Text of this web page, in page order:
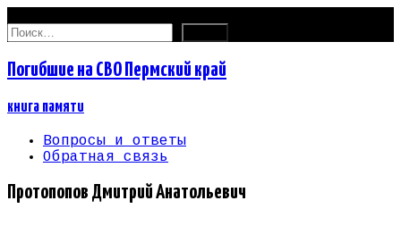
Найти:
Погибшие на СВО Пермский край
книга памяти
Вопросы и ответы
Обратная связь
Протопопов Дмитрий Анатольевич